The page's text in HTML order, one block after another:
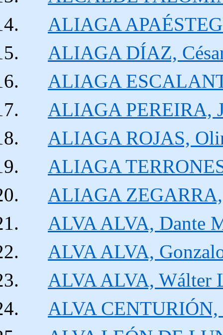
ALIAGA
ALIAGA DÍAZ,
ALIAGA
ALIAGA PEREIRA,
ALIAGA ROJAS,
ALIAGA
ALIAGA ZEGARRA,
ALVA ALVA, Dante
ALVA ALVA,
ALVA ALVA, Wálter
ALVA